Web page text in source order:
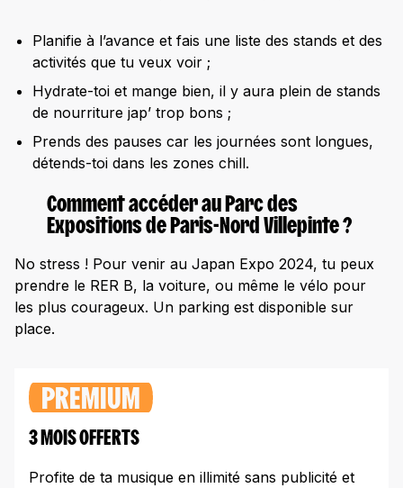
Planifie à l’avance et fais une liste des stands et des
activités que tu veux voir ;
Hydrate-toi et mange bien, il y aura plein de stands
de nourriture jap’ trop bons ;
Prends des pauses car les journées sont longues,
détends-toi dans les zones chill.
Comment accéder au Parc des
Expositions de Paris-Nord Villepinte ?
No stress ! Pour venir au Japan Expo 2024, tu peux
prendre le RER B, la voiture, ou même le vélo pour
les plus courageux. Un parking est disponible sur
place.
PREMIUM
3 MOIS OFFERTS
Profite de ta musique en illimité sans publicité et